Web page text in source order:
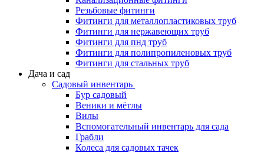
Резьбовые фитинги
Фитинги для металлопластиковых труб
Фитинги для нержавеющих труб
Фитинги для пнд труб
Фитинги для полипропиленовых труб
Фитинги для стальных труб
Дача и сад
Садовый инвентарь
Бур садовый
Веники и мётлы
Вилы
Вспомогательный инвентарь для сада
Грабли
Колеса для садовых тачек